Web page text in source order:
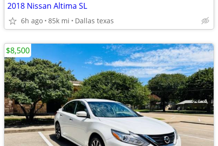
2018 Nissan Altima SL
6h ago 85k mi Dallas texas
$8,500